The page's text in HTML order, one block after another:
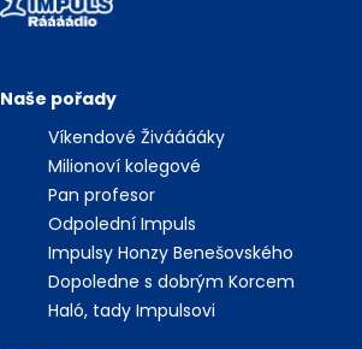
Naše pořady
Víkendové Živááááky
Milionoví kolegové
Pan profesor
Odpolední Impuls
Impulsy Honzy Benešovského
Dopoledne s dobrým Korcem
Haló, tady Impulsovi